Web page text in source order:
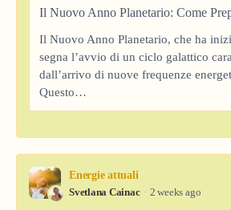
Il Nuovo Anno Planetario: Come
Il Nuovo Anno Planetario, che ha
segna l’avvio di un ciclo galattico
dall’arrivo di nuove frequenze
Questo…
Energie attuali
Svetlana Cainac
2 weeks ago